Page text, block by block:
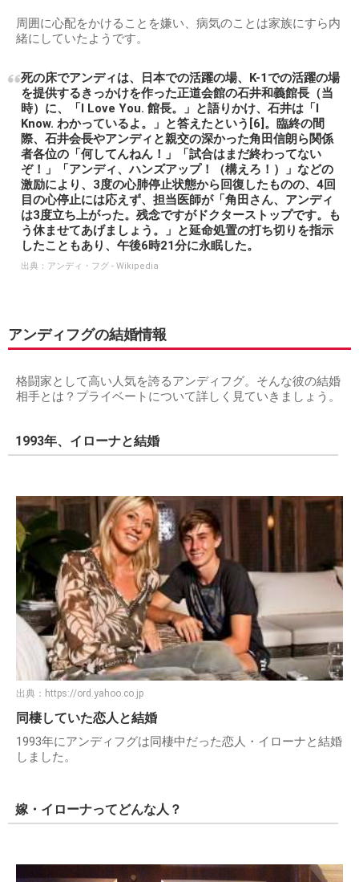
周囲に心配をかけることを嫌い、病気のことは家族にすら内
緒にしていたようです。
死の床でアンディは、日本での活躍の場、K-1での活躍の場
を提供するきっかけを作った正道会館の石井和義館長（当
時）に、「I Love You. 館長。」と語りかけ、石井は「I
Know. わかっているよ。」と答えたという[6]。臨終の間
際、石井会長やアンディと親交の深かった角田信朗ら関係
者各位の「何してんねん！」「試合はまだ終わってない
ぞ！」「アンディ、ハンズアップ！（構えろ！）」などの
激励により、3度の心肺停止状態から回復したものの、4回
目の心停止には応えず、担当医師が「角田さん、アンディ
は3度立ち上がった。残念ですがドクターストップです。も
う休ませてあげましょう。」と延命処置の打ち切りを指示
したこともあり、午後6時21分に永眠した。
出典： アンディ・フグ - Wikipedia
アンディフグの結婚情報
格闘家として高い人気を誇るアンディフグ。そんな彼の結婚
相手とは？プライベートについて詳しく見ていきましょう。
1993年、イローナと結婚
出典： https://ord.yahoo.co.jp
同棲していた恋人と結婚
1993年にアンディフグは同棲中だった恋人・イローナと結婚
しました。
嫁・イローナってどんな人？